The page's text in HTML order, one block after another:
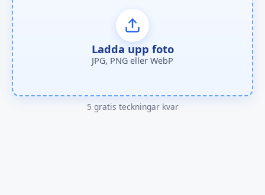
Ladda upp foto
JPG, PNG eller WebP
5 gratis teckningar kvar